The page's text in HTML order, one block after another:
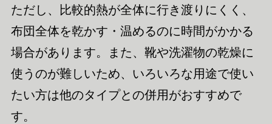
ただし、比較的熱が全体に行き渡りにくく、
布団全体を乾かす・温めるのに時間がかかる
場合があります。また、靴や洗濯物の乾燥に
使うのが難しいため、いろいろな用途で使い
たい方は他のタイプとの併用がおすすめで
す。